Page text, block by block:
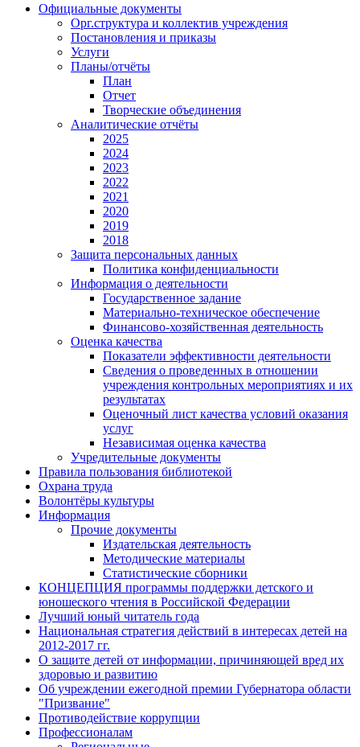
Официальные документы
Орг.структура и коллектив учреждения
Постановления и приказы
Услуги
Планы/отчёты
План
Отчет
Творческие объединения
Аналитические отчёты
2025
2024
2023
2022
2021
2020
2019
2018
Защита персональных данных
Политика конфиденциальности
Информация о деятельности
Государственное задание
Материально-техническое обеспечение
Финансово-хозяйственная деятельность
Оценка качества
Показатели эффективности деятельности
Сведения о проведенных в отношении
учреждения контрольных мероприятиях и их
результатах
Оценочный лист качества условий оказания
услуг
Независимая оценка качества
Учредительные документы
Правила пользования библиотекой
Охрана труда
Волонтёры культуры
Информация
Прочие документы
Издательская деятельность
Методические материалы
Статистические сборники
КОНЦЕПЦИЯ программы поддержки детского и
юношеского чтения в Российской Федерации
Лучший юный читатель года
Национальная стратегия действий в интересах детей на
2012-2017 гг.
О защите детей от информации, причиняющей вред их
здоровью и развитию
Об учреждении ежегодной премии Губернатора области
"Призвание"
Противодействие коррупции
Профессионалам